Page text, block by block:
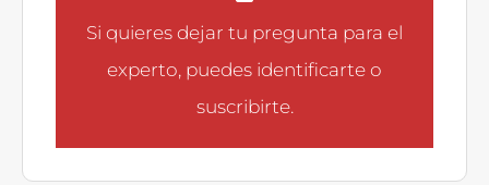
Si quieres dejar tu pregunta para el
experto, puedes identificarte o
suscribirte.